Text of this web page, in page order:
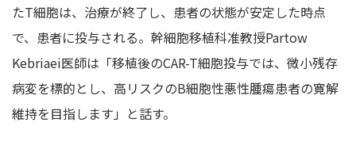
たT細胞は、治療が終了し、患者の状態が安定した時点
で、患者に投与される。幹細胞移植科准教授Partow
Kebriaei医師は「移植後のCAR-T細胞投与では、微小残存
病変を標的とし、高リスクのB細胞性悪性腫瘍患者の寛解
維持を目指します」と話す。